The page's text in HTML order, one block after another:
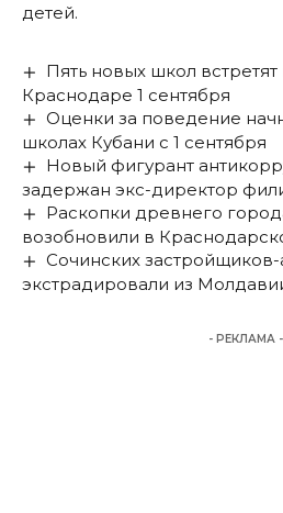
детей.
Пять новых школ
Краснодаре 1 сентября
Оценки за поведение
школах Кубани с 1 сентября
Новый фигурант
задержан экс-директор
Раскопки древнего
возобновили в
Сочинских
экстрадировали из
- РЕКЛАМА -